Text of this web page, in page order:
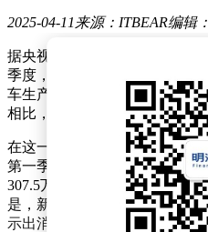
2025-04-11 来源：ITBEAR编辑
据央视新闻报道，中国汽车工
季度，我国汽车制造业呈现出
车生产总量达到756.1万辆，销
相比，分别增长了14.5%和
在这一波增长浪潮中，新能源
第一季度新能源汽车的生产和
307.5万辆，同比增幅分别高达
是，新能源汽车在新车总销量
示出消费者对新能源汽车的强